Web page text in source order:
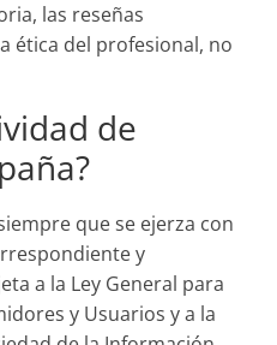
las reseñas
ética del profesional, no
de
que se ejerza con
y
a la Ley General para
y Usuarios y a la